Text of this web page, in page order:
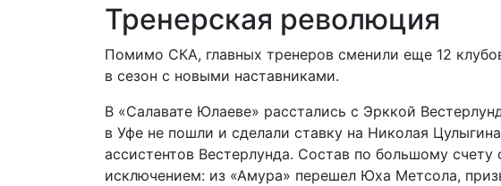
Тренерская революция
Помимо СКА, главных тренеров сменили еще 12
в сезон с новыми наставниками.
В «Салавате Юлаеве» расстались с Эрккой
в Уфе не пошли и сделали ставку на Николая
ассистентов Вестерлунда. Состав по большому
исключением: из «Амура» перешел Юха Метсола,